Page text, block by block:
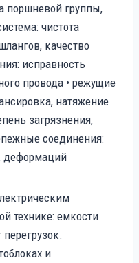
поршневой группы,
чистота
качество
исправность
провода • режущие
натяжение
загрязнения,
соединения:
деформаций
технике: емкости
и